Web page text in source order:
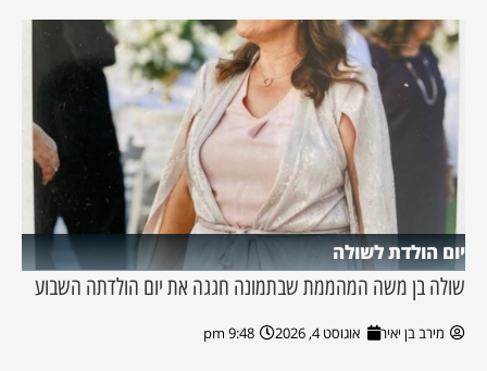
יום הולדת לשולה
שולה בן משה המהממת שבתמונה חגגה את יום הולדתה השבוע
מירב בן יאיר אוגוסט 4, 2026 9:48 pm